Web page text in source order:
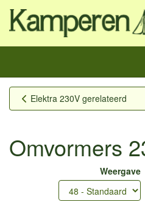
Elektra 230V gerelateerd
Omvormers
Weergave